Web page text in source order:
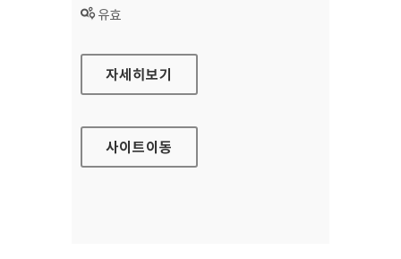
상태 :
유효
경기지역화폐
자세히보기
사이트이동